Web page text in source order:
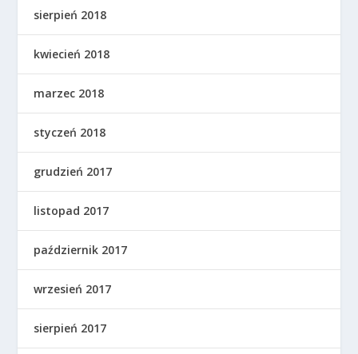
sierpień 2018
kwiecień 2018
marzec 2018
styczeń 2018
grudzień 2017
listopad 2017
październik 2017
wrzesień 2017
sierpień 2017